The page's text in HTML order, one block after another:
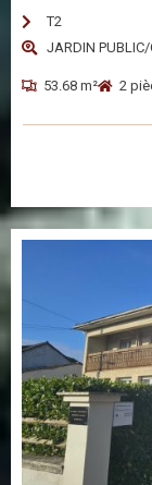
T2
JARDIN
53.68 m² 2